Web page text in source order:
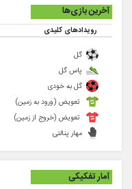
آخرین بازی‌ها
رویدادهای کلیدی
گل
پاس گل
گل به خودی
تعویض (ورود به زمین)
تعویض (خروج از زمین)
مهار پنالتی
آمار تفکیکی